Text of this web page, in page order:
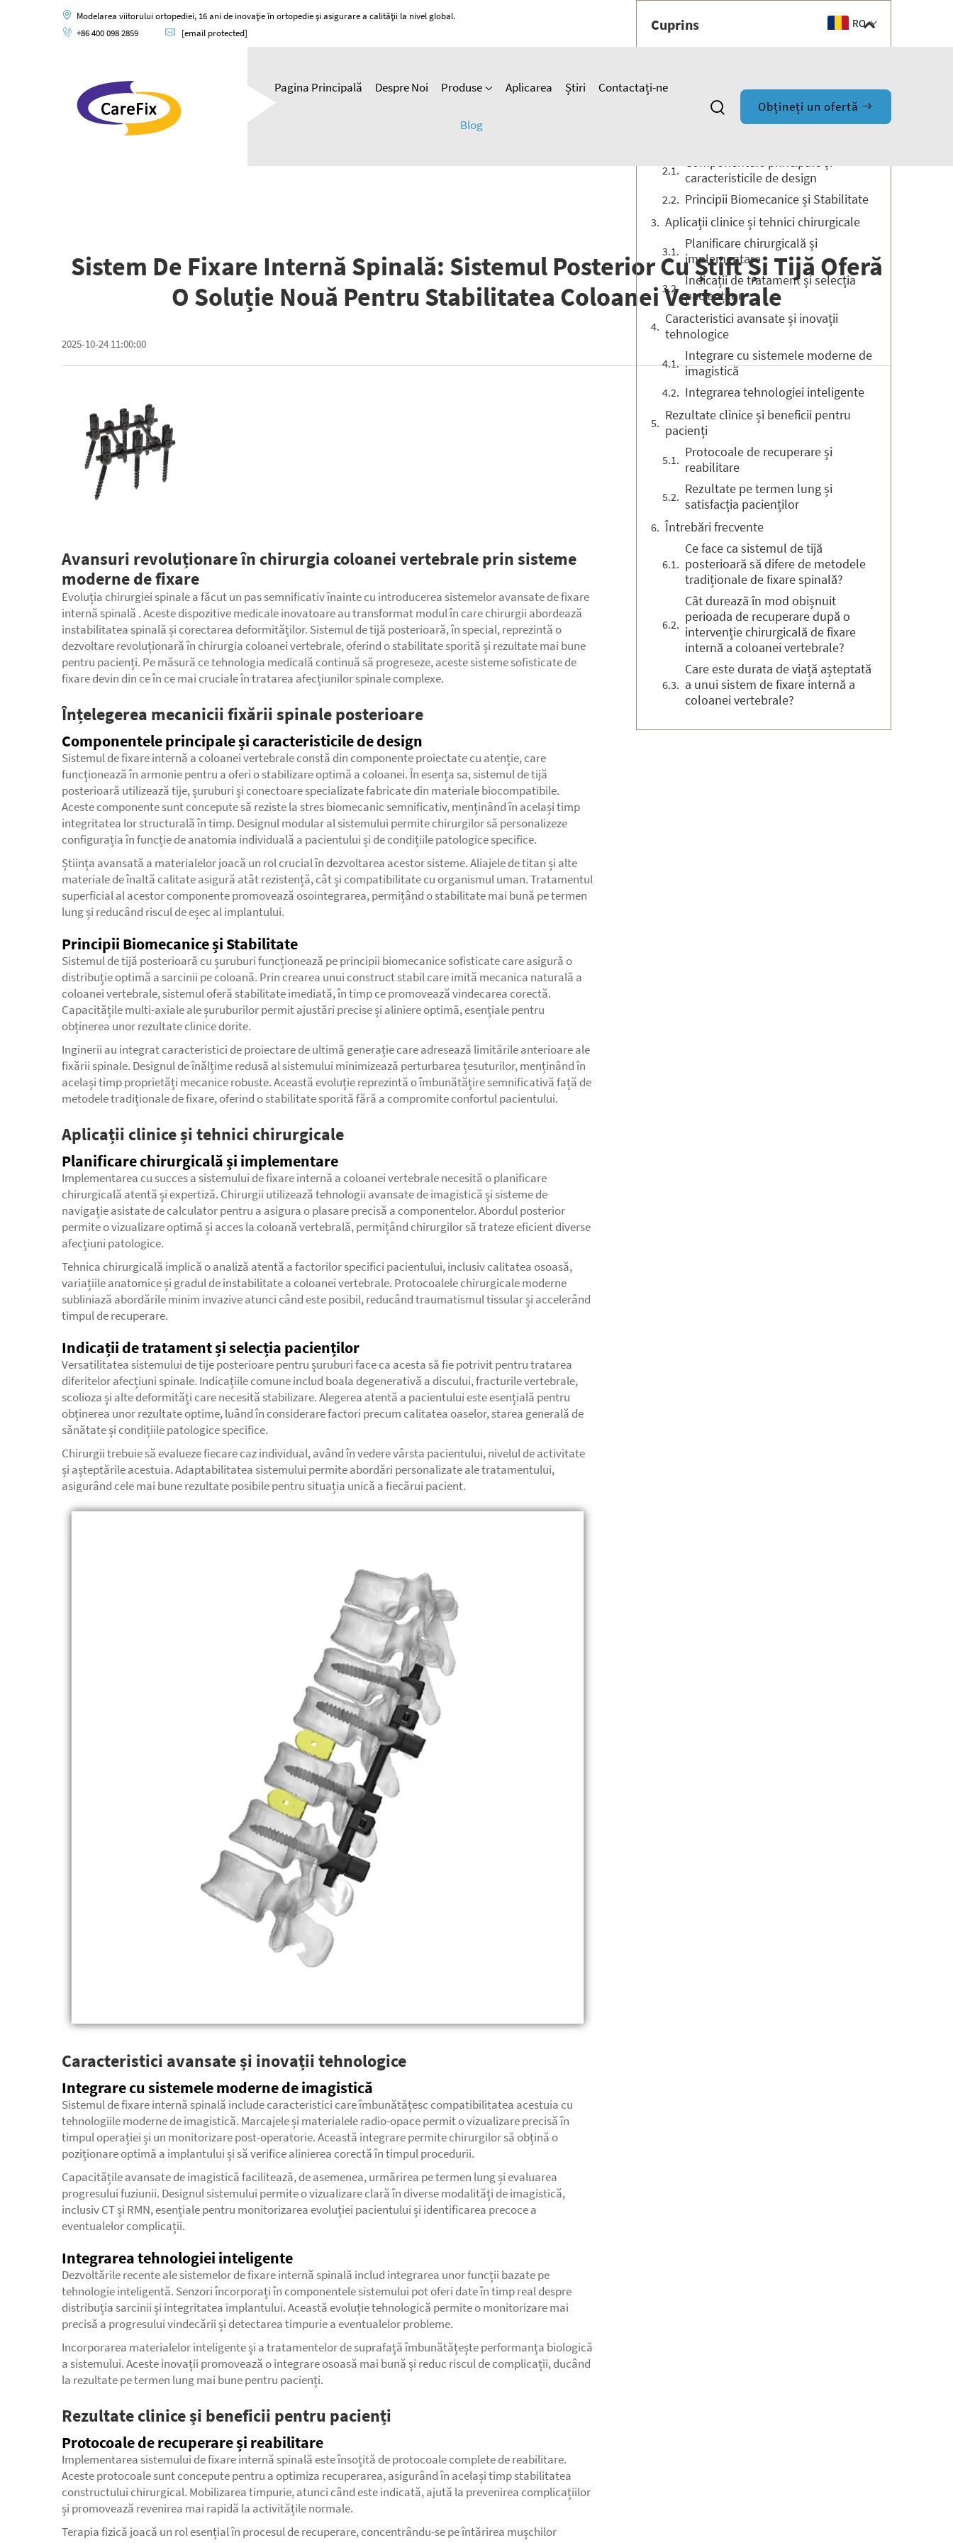
Modelarea viitorului ortopediei, 16 ani de inovație în ortopedie și asigurare a calității la nivel global.
+86 400 098 2859
[email protected]
RO
Pagina Principală Despre Noi Produse Aplicarea Știri Contactați-ne
Blog
Obțineți un ofertă
Sistem De Fixare Internă Spinală: Sistemul Posterior Cu Știft Și Tijă Oferă
O Soluție Nouă Pentru Stabilitatea Coloanei Vertebrale
2025-10-24 11:00:00
Avansuri revoluționare în chirurgia coloanei vertebrale prin sisteme
moderne de fixare
Evoluția chirurgiei spinale a făcut un pas semnificativ înainte cu introducerea sistemelor avansate defixare
internă spinală . Aceste dispozitive medicale inovatoare au transformat modul în care chirurgii abordează
instabilitatea spinală și corectarea deformităților. Sistemul de tijă posterioară, în special, reprezintă o
dezvoltare revoluționară în chirurgia coloanei vertebrale, oferind o stabilitate sporită și rezultate mai bune
pentru pacienți. Pe măsură ce tehnologia medicală continuă să progreseze, aceste sisteme sofisticate de
fixare devin din ce în ce mai cruciale în tratarea afecțiunilor spinale complexe.
Înțelegerea mecanicii fixării spinale posterioare
Componentele principale și caracteristicile de design
Sistemul de fixare internă a coloanei vertebrale constă din componente proiectate cu atenție, care
funcționează în armonie pentru a oferi o stabilizare optimă a coloanei. În esența sa, sistemul de tijă
posterioară utilizează tije, șuruburi și conectoare specializate fabricate din materiale biocompatibile.
Aceste componente sunt concepute să reziste la stres biomecanic semnificativ, menținând în același timp
integritatea lor structurală în timp. Designul modular al sistemului permite chirurgilor să personalizeze
configurația în funcție de anatomia individuală a pacientului și de condițiile patologice specifice.
Știința avansată a materialelor joacă un rol crucial în dezvoltarea acestor sisteme. Aliajele de titan și alte
materiale de înaltă calitate asigură atât rezistență, cât și compatibilitate cu organismul uman. Tratamentul
superficial al acestor componente promovează osointegrarea, permițând o stabilitate mai bună pe termen
lung și reducând riscul de eșec al implantului.
Principii Biomecanice și Stabilitate
Sistemul de tijă posterioară cu șuruburi funcționează pe principii biomecanice sofisticate care asigură o
distribuție optimă a sarcinii pe coloană. Prin crearea unui construct stabil care imită mecanica naturală a
coloanei vertebrale, sistemul oferă stabilitate imediată, în timp ce promovează vindecarea corectă.
Capacitățile multi-axiale ale șuruburilor permit ajustări precise și aliniere optimă, esențiale pentru
obținerea unor rezultate clinice dorite.
Inginerii au integrat caracteristici de proiectare de ultimă generație care adresează limitările anterioare ale
fixării spinale. Designul de înălțime redusă al sistemului minimizează perturbarea țesuturilor, menținând în
același timp proprietăți mecanice robuste. Această evoluție reprezintă o îmbunătățire semnificativă față de
metodele tradiționale de fixare, oferind o stabilitate sporită fără a compromite confortul pacientului.
Aplicații clinice și tehnici chirurgicale
Planificare chirurgicală și implementare
Implementarea cu succes a sistemului de fixare internă a coloanei vertebrale necesită o planificare
chirurgicală atentă și expertiză. Chirurgii utilizează tehnologii avansate de imagistică și sisteme de
navigație asistate de calculator pentru a asigura o plasare precisă a componentelor. Abordul posterior
permite o vizualizare optimă și acces la coloană vertebrală, permițând chirurgilor să trateze eficient diverse
afecțiuni patologice.
Tehnica chirurgicală implică o analiză atentă a factorilor specifici pacientului, inclusiv calitatea osoasă,
variațiile anatomice și gradul de instabilitate a coloanei vertebrale. Protocoalele chirurgicale moderne
subliniază abordările minim invazive atunci când este posibil, reducând traumatismul tissular și accelerând
timpul de recuperare.
Indicații de tratament și selecția pacienților
Versatilitatea sistemului de tije posterioare pentru șuruburi face ca acesta să fie potrivit pentru tratarea
diferitelor afecțiuni spinale. Indicațiile comune includ boala degenerativă a discului, fracturile vertebrale,
scolioza și alte deformități care necesită stabilizare. Alegerea atentă a pacientului este esențială pentru
obținerea unor rezultate optime, luând în considerare factori precum calitatea oaselor, starea generală de
sănătate și condițiile patologice specifice.
Chirurgii trebuie să evalueze fiecare caz individual, având în vedere vârsta pacientului, nivelul de activitate
și așteptările acestuia. Adaptabilitatea sistemului permite abordări personalizate ale tratamentului,
asigurând cele mai bune rezultate posibile pentru situația unică a fiecărui pacient.
Caracteristici avansate și inovații tehnologice
Integrare cu sistemele moderne de imagistică
Sistemul de fixare internă spinală include caracteristici care îmbunătățesc compatibilitatea acestuia cu
tehnologiile moderne de imagistică. Marcajele și materialele radio-opace permit o vizualizare precisă în
timpul operației și un monitorizare post-operatorie. Această integrare permite chirurgilor să obțină o
poziționare optimă a implantului și să verifice alinierea corectă în timpul procedurii.
Capacitățile avansate de imagistică facilitează, de asemenea, urmărirea pe termen lung și evaluarea
progresului fuziunii. Designul sistemului permite o vizualizare clară în diverse modalități de imagistică,
inclusiv CT și RMN, esențiale pentru monitorizarea evoluției pacientului și identificarea precoce a
eventualelor complicații.
Integrarea tehnologiei inteligente
Dezvoltările recente ale sistemelor de fixare internă spinală includ integrarea unor funcții bazate pe
tehnologie inteligentă. Senzori încorporați în componentele sistemului pot oferi date în timp real despre
distribuția sarcinii și integritatea implantului. Această evoluție tehnologică permite o monitorizare mai
precisă a progresului vindecării și detectarea timpurie a eventualelor probleme.
Incorporarea materialelor inteligente și a tratamentelor de suprafață îmbunătățește performanța biologică
a sistemului. Aceste inovații promovează o integrare osoasă mai bună și reduc riscul de complicații, ducând
la rezultate pe termen lung mai bune pentru pacienți.
Rezultate clinice și beneficii pentru pacienți
Protocoale de recuperare și reabilitare
Implementarea sistemului de fixare internă spinală este însoțită de protocoale complete de reabilitare.
Aceste protocoale sunt concepute pentru a optimiza recuperarea, asigurând în același timp stabilitatea
constructului chirurgical. Mobilizarea timpurie, atunci când este indicată, ajută la prevenirea complicațiilor
și promovează revenirea mai rapidă la activitățile normale.
Terapia fizică joacă un rol esențial în procesul de recuperare, concentrându-se pe întărirea mușchilor
Cuprins
coloanei vertebrale prin sisteme
moderne de fixare
Înțelegerea mecanicii fixării spinale
Componentele principale și
caracteristicile de design
Principii Biomecanice și Stabilitate
Aplicații clinice și tehnici chirurgicale
Planificare chirurgicală și
implementare
Indicații de tratament și selecția
pacienților
Caracteristici avansate și inovații
tehnologice
Integrare cu sistemele moderne de
imagistică
Integrarea tehnologiei inteligente
Rezultate clinice și beneficii pentru
pacienți
Protocoale de recuperare și
reabilitare
Rezultate pe termen lung și
satisfacția pacienților
Întrebări frecvente
Ce face ca sistemul de tijă
posterioară să difere de metodele
tradiționale de fixare spinală?
Cât durează în mod obișnuit
perioada de recuperare după o
intervenție chirurgicală de fixare
internă a coloanei vertebrale?
Care este durata de viață așteptată
a unui sistem de fixare internă a
coloanei vertebrale?